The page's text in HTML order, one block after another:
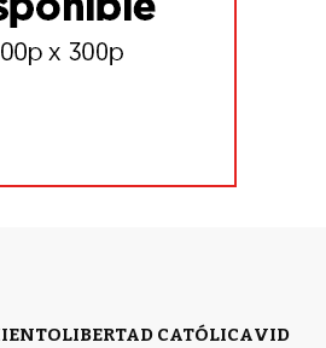
LIBERTAD CATÓLICAVIDA